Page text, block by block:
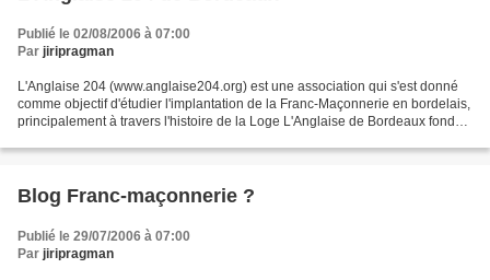
Publié le 02/08/2006 à 07:00
Par jiripragman
L'Anglaise 204 (www.anglaise204.org) est une association qui s'est donné
comme objectif d'étudier l'implantation de la Franc-Maçonnerie en bordelais,
principalement à travers l'histoire de la Loge L'Anglaise de Bordeaux fondée
Blog Franc-maçonnerie ?
Publié le 29/07/2006 à 07:00
Par jiripragman